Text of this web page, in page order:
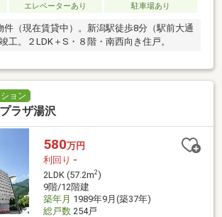
エレベーターあり 駐車場あり
件（現在賃貸中）。新潟駅徒歩8分（駅前大通
工。２LDK＋S・８階・南西向き住戸。
ョン
ラザ湯沢
580万円
利回り -
2LDK (57.2m2)
9階/12階建
築年月 1989年9月(築37年)
総戸数254戸